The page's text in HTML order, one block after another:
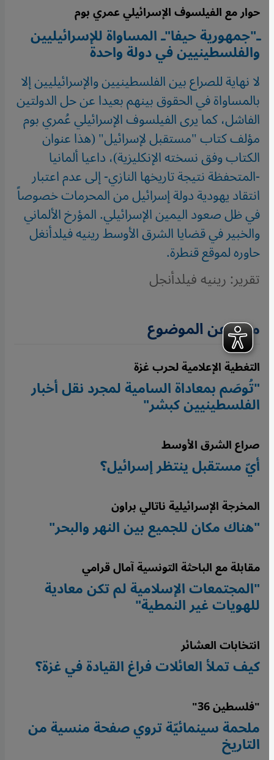
حوار مع الفيلسوف الإسرائيلي عمري بوم
ـ"جمهورية حيفا"ـ المساواة للإسرائيليين
والفلسطينيين في دولة واحدة
لا نهاية للصراع بين الفلسطينيين والإسرائيليين إلا
بالمساواة في الحقوق بينهم بعيدا عن حل الدولتين
الفاشل، كما يرى الفيلسوف الإسرائيلي عُمري بوم
مؤلف كتاب "مستقبل لإسرائيل" (هذا عنوان
الكتاب وفق نسخته الإنكليزية)، داعيا ألمانيا
-المتحفظة نتيجة تاريخها النازي- إلى عدم اعتبار
انتقاد يهودية دولة إسرائيل من المحرمات خصوصاً
في ظل صعود اليمين الإسرائيلي. المؤرخ الألماني
والخبير في قضايا الشرق الأوسط رينيه فيلدأنغل
حاوره لموقع قنطرة.
تقرير: رينيه فيلدأنجل
مزيد عن الموضوع
التغطية الإعلامية لحرب غزة
"تُوصَم بمعاداة السامية لمجرد نقل أخبار
الفلسطينيين كبشر"
صراع الشرق الأوسط
أيّ مستقبل ينتظر إسرائيل؟
المخرجة الإسرائيلية ناتالي براون
"هناك مكان للجميع بين النهر والبحر"
مقابلة مع الباحثة التونسية آمال قرامي
"المجتمعات الإسلامية لم تكن معادية
للهويات غير النمطية"
انتخابات العشائر
كيف تملأ العائلات فراغ القيادة في غزة؟
"فلسطين 36"
ملحمة سينمائيّة تروي صفحة منسية من
التاريخ